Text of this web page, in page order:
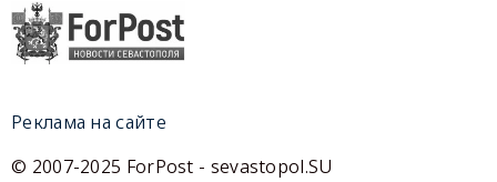
Реклама на сайте
© 2007-2025 ForPost - sevastopol.SU